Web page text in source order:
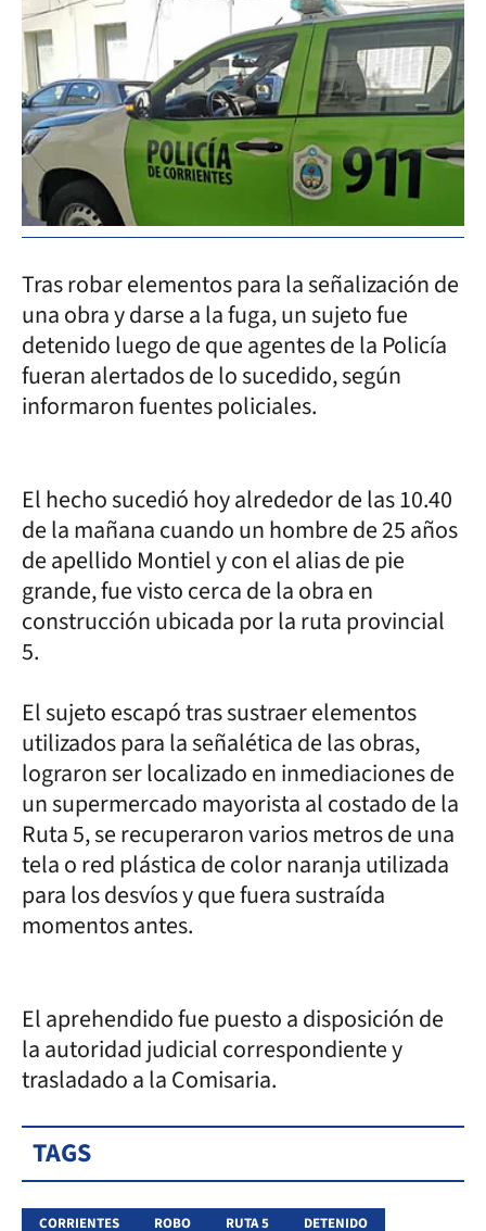
Tras robar elementos para la señalización de
una obra y darse a la fuga, un sujeto fue
detenido luego de que agentes de la Policía
fueran alertados de lo sucedido, según
informaron fuentes policiales.
El hecho sucedió hoy alrededor de las 10.40
de la mañana cuando un hombre de 25 años
de apellido Montiel y con el alias de pie
grande, fue visto cerca de la obra en
construcción ubicada por la ruta provincial
5.
El sujeto escapó tras sustraer elementos
utilizados para la señalética de las obras,
lograron ser localizado en inmediaciones de
un supermercado mayorista al costado de la
Ruta 5, se recuperaron varios metros de una
tela o red plástica de color naranja utilizada
para los desvíos y que fuera sustraída
momentos antes.
El aprehendido fue puesto a disposición de
la autoridad judicial correspondiente y
trasladado a la Comisaria.
TAGS
CORRIENTES ROBO RUTA 5 DETENIDO